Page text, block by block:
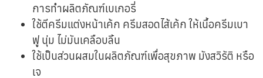
การทำผลิตภัณฑ์เบเกอรี่
ใช้ตีครีมแต่งหน้าเค้ก ครีมสอดไส้เค้ก ให้เนื้อครีมเบา
ฟู นุ่ม ไม่มันเคลือบลิ้น
ใช้เป็นส่วนผสมในผลิตภัณฑ์เพื่อสุขภาพ มังสวิรัติ หรือ
เจ